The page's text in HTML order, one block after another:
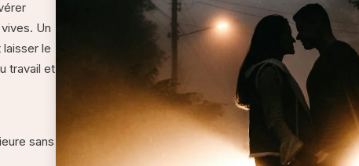
Un
le
travail et
sans